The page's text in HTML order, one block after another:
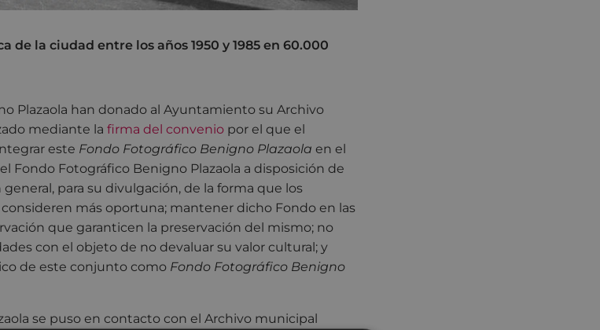
de la ciudad entre los años 1950 y 1985 en 60.000
Plazaola han donado al Ayuntamiento su Archivo
mediante la firma del convenio por el que el
este Fondo Fotográfico Benigno Plazaola en el
Fondo Fotográfico Benigno Plazaola a disposición de
para su divulgación, de la forma que los
más oportuna; mantener dicho Fondo en las
que garanticen la preservación del mismo; no
con el objeto de no devaluar su valor cultural; y
de este conjunto como Fondo Fotográfico Benigno
se puso en contacto con el Archivo municipal